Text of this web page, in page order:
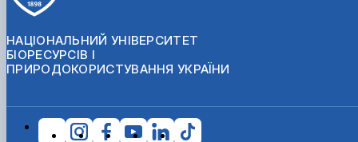
НАЦІОНАЛЬНИЙ УНІВЕРСИТЕТ
БІОРЕСУРСІВ І
ПРИРОДОКОРИСТУВАННЯ УКРАЇНИ